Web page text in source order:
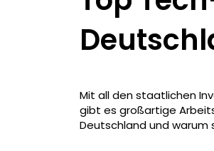
Mit all den staatlichen
gibt es großartige
Deutschland und warum